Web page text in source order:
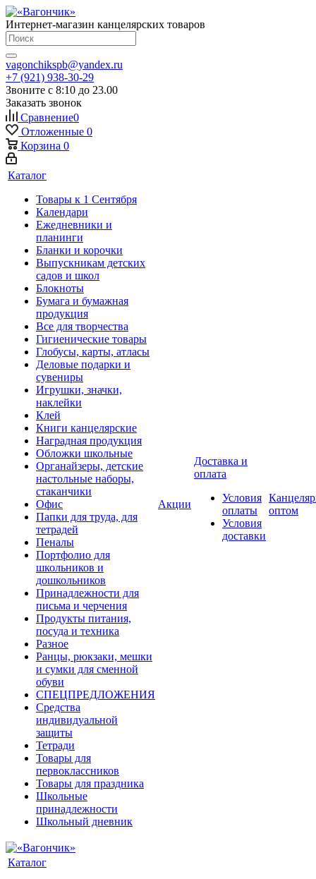
Интернет-магазин канцелярских товаров
vagonchikspb@yandex.ru
+7 (921) 938-30-29
Звоните с 8:10 до 23.00
Заказать звонок
Сравнение0
Отложенные 0
Корзина 0
Каталог
Товары к 1 Сентября
Календари
Ежедневники и
планинги
Бланки и корочки
Выпускникам детских
садов и школ
Блокноты
Бумага и бумажная
продукция
Все для творчества
Гигиенические товары
Глобусы, карты, атласы
Деловые подарки и
сувениры
Игрушки, значки,
наклейки
Клей
Книги канцелярские
Наградная продукция
Обложки школьные
Органайзеры, детские
настольные наборы,
стаканчики
Офис
Папки для труда, для
тетрадей
Пеналы
Портфолио для
школьников и
дошкольников
Принадлежности для
письма и черчения
Продукты питания,
посуда и техника
Разное
Ранцы, рюкзаки, мешки
и сумки для сменной
обуви
СПЕЦПРЕДЛОЖЕНИЯ
Средства
индивидуальной
защиты
Тетради
Товары для
первоклассников
Товары для праздника
Школьные
принадлежности
Школьный дневник
Акции
Доставка и
оплата
Условия
оплаты
Условия
доставки
оптом
Каталог